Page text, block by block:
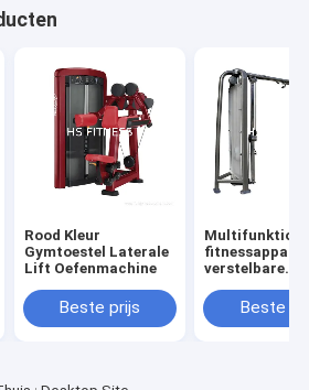
Rood Kleur
Gymtoestel Laterale
Lift Oefenmachine
Beste prijs
verstelbare
Beste